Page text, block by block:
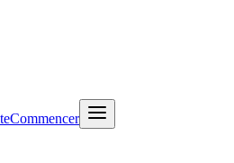
Commencer